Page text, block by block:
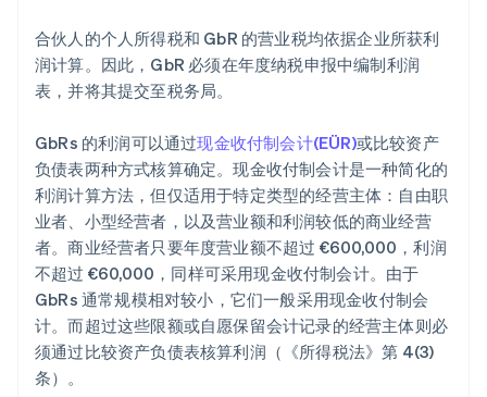
合伙人的个人所得税和 GbR 的营业税均依据企业所获利
润计算。因此，GbR 必须在年度纳税申报中编制利润
表，并将其提交至税务局。
GbRs 的利润可以通过现金收付制会计(EÜR)或比较资产
负债表两种方式核算确定。现金收付制会计是一种简化的
利润计算方法，但仅适用于特定类型的经营主体：自由职
业者、小型经营者，以及营业额和利润较低的商业经营
者。商业经营者只要年度营业额不超过 €600,000，利润
不超过 €60,000，同样可采用现金收付制会计。由于
GbRs 通常规模相对较小，它们一般采用现金收付制会
计。而超过这些限额或自愿保留会计记录的经营主体则必
须通过比较资产负债表核算利润（《所得税法》第 4(3)
条）。